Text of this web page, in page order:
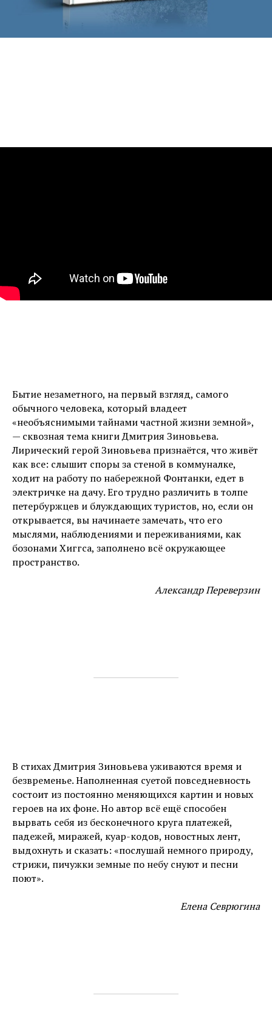
Бытие незаметного, на первый взгляд, самого
обычного человека, который владеет
«необъяснимыми тайнами частной жизни земной»,
— сквозная тема книги Дмитрия Зиновьева.
Лирический герой Зиновьева признаётся, что живёт
как все: слышит споры за стеной в коммуналке,
ходит на работу по набережной Фонтанки, едет в
электричке на дачу. Его трудно различить в толпе
петербуржцев и блуждающих туристов, но, если он
открывается, вы начинаете замечать, что его
мыслями, наблюдениями и переживаниями, как
бозонами Хиггса, заполнено всё окружающее
пространство.
Александр Переверзин
В стихах Дмитрия Зиновьева уживаются время и
безвременье. Наполненная суетой повседневность
состоит из постоянно меняющихся картин и новых
героев на их фоне. Но автор всё ещё способен
вырвать себя из бесконечного круга платежей,
падежей, миражей, куар-кодов, новостных лент,
выдохнуть и сказать: «послушай немного природу,
стрижи, пичужки земные по небу снуют и песни
поют».
Елена Севрюгина